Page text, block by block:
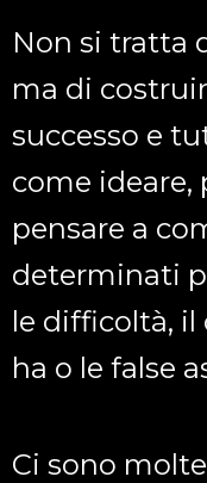
Non si tratta
ma di
successo e
come ideare,
pensare a
determinati
le difficoltà, il
ha o le false
Ci sono